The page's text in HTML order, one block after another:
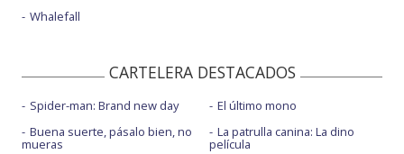
Whalefall
CARTELERA DESTACADOS
Spider-man: Brand new day
Buena suerte, pásalo bien, no
mueras
El último mono
La patrulla canina: La dino
película